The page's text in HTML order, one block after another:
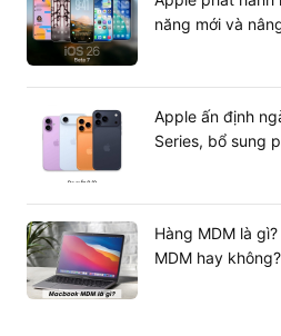
năng mới và
Apple ấn định
Series, bổ sung
Hàng MDM là
MDM hay không?